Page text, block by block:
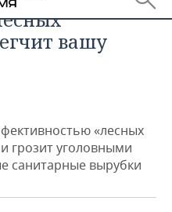
вашу
«лесных
грозит уголовными
санитарные вырубки